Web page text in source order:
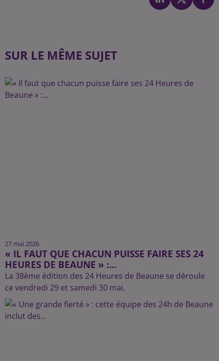
SUR LE MÊME SUJET
27 mai 2026
« IL FAUT QUE CHACUN PUISSE FAIRE SES 24
HEURES DE BEAUNE » :...
La 38ème édition des 24 Heures de Beaune se déroule
ce vendredi 29 et samedi 30 mai.